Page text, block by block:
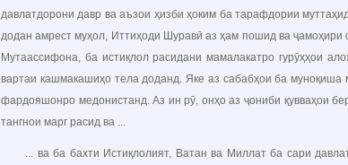
давлатдорони давр ва аъзои ҳизби ҳоким ба тарафдории
додан амрест муҳол, Иттиҳоди Шуравӣ аз ҳам пошид ва ҷамоҳири
Мутаассифона, ба истиқлол расидани мамалакатро гурӯҳҳои
вартаи кашмакашиҳо тела доданд. Яке аз сабабҳои ба муноқиша
фардояшонро медонистанд. Аз ин рӯ, онҳо аз ҷониби қувваҳои
тангнои марг расид ва ...
... ва ба бахти Истиқлолият, Ватан ва Миллат ба сари